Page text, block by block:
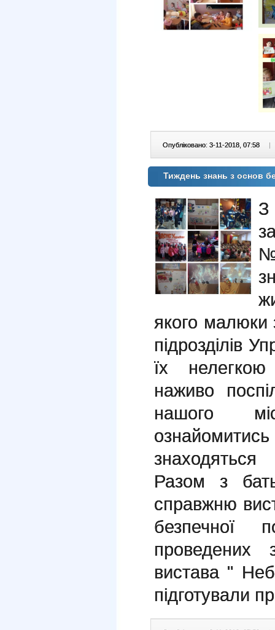
Опубліковано: 3-11-2018, 07:58 |
Тиждень знань з основ
З
№
якого малюки
підрозділів
їх
наживо
нашого
Разом з
справжню
безпечної
проведених
вистава "
підготували